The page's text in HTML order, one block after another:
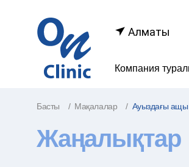
Алматы
Компания
Басты Мақалалар Ауыздағы
Жаңалықтар